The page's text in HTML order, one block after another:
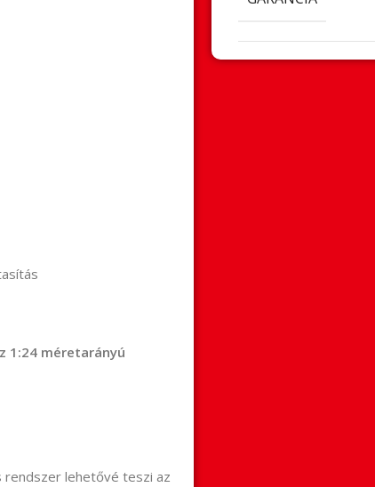
1:24 méretarányú
rendszer lehetővé teszi az